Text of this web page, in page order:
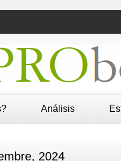
Análisis
2024